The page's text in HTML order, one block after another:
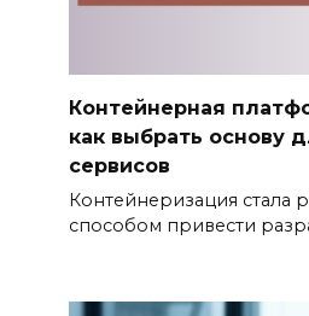
Контейнерная
как выбрать основу
сервисов
Контейнеризация стала
способом привести